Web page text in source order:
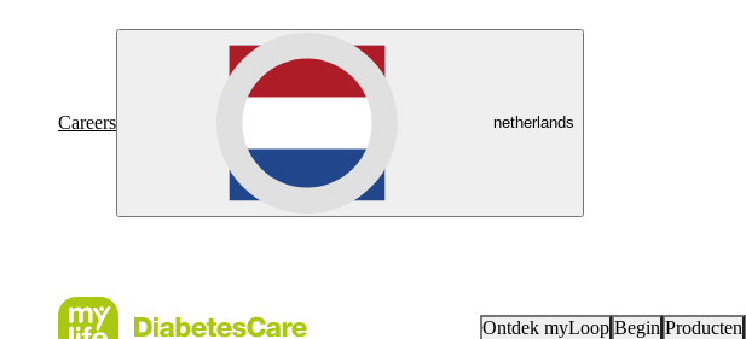
Careers netherlands
Ontdek myLoop Begin Producten